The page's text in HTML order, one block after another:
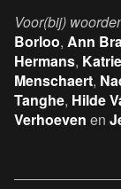
Voor(bij)
Borloo, Ann
Hermans,
Menschaert,
Tanghe, Hilde
Verhoeven en